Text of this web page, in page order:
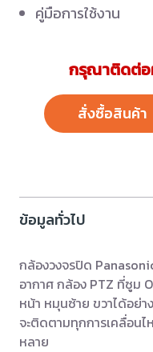
คู่มือการใช้งาน
กรุณาติดต่อ
สั่งซื้อสินค้า
ข้อมูลทั่วไป
กล้องวงจรปิด
อากาศ กล้อง PTZ ที่ซูม
หน้า หมุนซ้าย ขวาได้อย่
จะติดตามทุกการเคลื่อนไ
หลาย